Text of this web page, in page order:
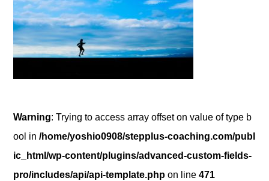
Warning: Trying to access array offset on value of type b
ool in/home/yoshio0908/stepplus-coaching.com/publ
ic_html/wp-content/plugins/advanced-custom-fields-
pro/includes/api/api-template.php on line471